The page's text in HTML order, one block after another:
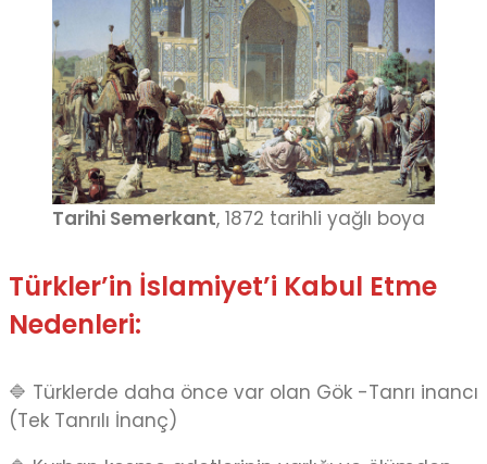
Tarihi Semerkant, 1872 tarihli yağlı boya
Türkler’in İslamiyet’i Kabul Etme
Nedenleri:
🔷 Türklerde daha önce var olan Gök -Tanrı inancı
(Tek Tanrılı İnanç)